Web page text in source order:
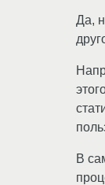
Да,
В